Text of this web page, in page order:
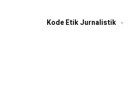
Kode Etik Jurnalistik